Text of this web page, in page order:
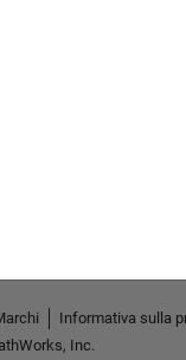
Informativa sulla
Inc.